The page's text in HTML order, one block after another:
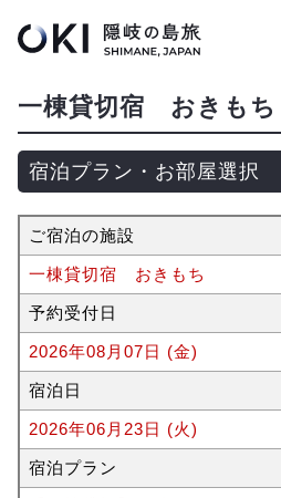
一棟貸切宿 おきもち
宿泊プラン・お部屋選択
ご宿泊の施設
一棟貸切宿 おきもち
予約受付日
2026年08月07日 (金)
宿泊日
2026年06月23日 (火)
宿泊プラン